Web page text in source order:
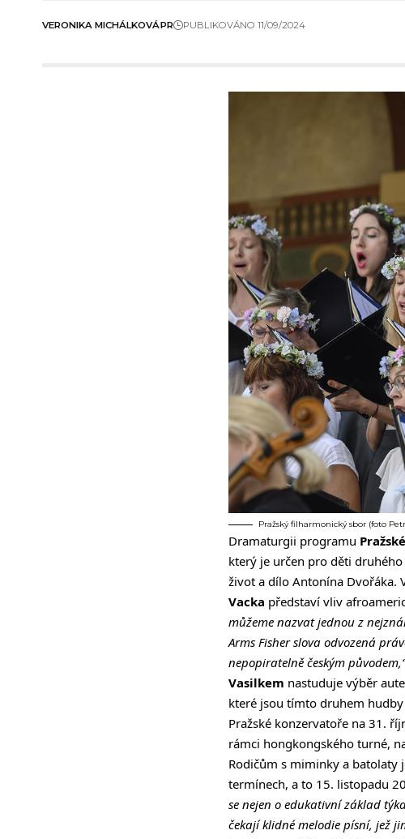
VERONIKA MICHÁLKOVÁPR PUBLIKOVÁNO 11/09/2024
Pražský filharmonický sbor (foto
Dramaturgii programu
který je určen pro děti
život a dílo Antonína Dvořáka.
Vacka představí vliv
můžeme nazvat jednou z
Arms Fisher slova odvozená
nepopiratelně českým
Vasilkem nastuduje výběr
které jsou tímto druhem
Pražské konzervatoře na 31.
rámci hongkongského turné,
Rodičům s miminky a batolaty
termínech, a to 15. listopadu
se nejen o edukativní základ
čekají klidné melodie písní, jež